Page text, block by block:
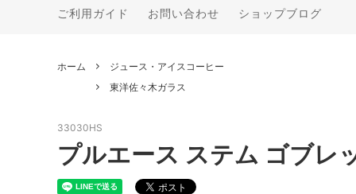
冷香 環 -
《名入れ》ステンレスタンブラー 《名入
ガラス皿 皿
酒器
タンブラー・ビアジョッキ（錫） 千呂利
飲食店さん応援企画
アデリア 大阪錫
ミヤザキ食器
カリタ ユキワ
吉谷硝子
Shop Online Bulk /
ご利用ガイド お問い合わせ ショップブログ
ホーム
ジュース・アイスコーヒー
東洋佐々木ガラス
33030HS
プルエース ステム ゴブレ